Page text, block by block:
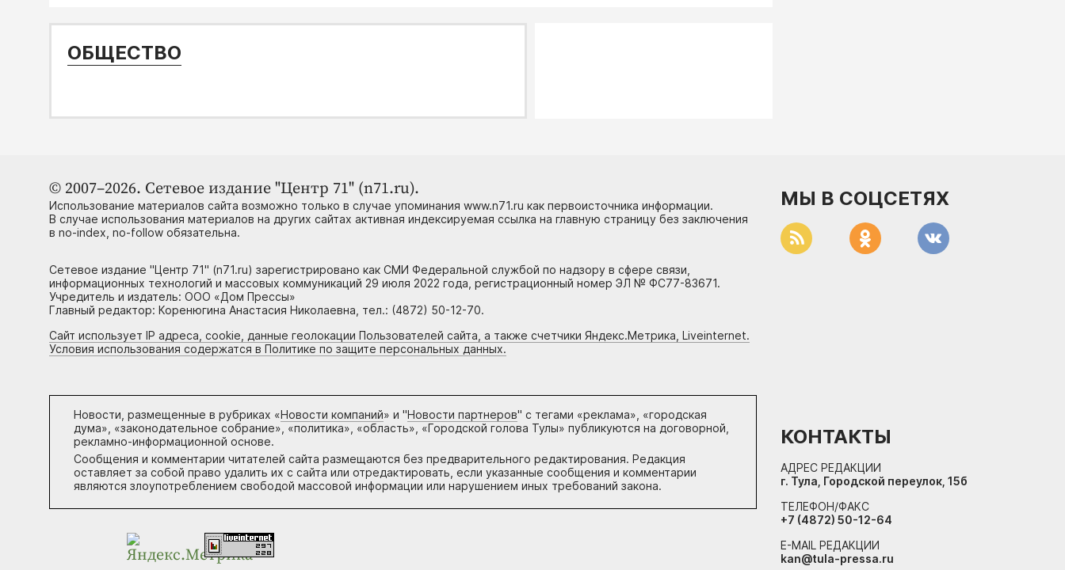
ОБЩЕСТВО
© 2007–2026. Сетевое издание "Центр 71" (n71.ru).
Использование материалов сайта возможно только в случае упоминания www.n71.ru как первоисточника информации.
В случае использования материалов на других сайтах активная индексируемая ссылка на главную страницу без заключения
в no-index, no-follow обязательна.
Сетевое издание "Центр 71" (n71.ru) зарегистрировано как СМИ Федеральной службой по надзору в сфере связи,
информационных технологий и массовых коммуникаций 29 июля 2022 года, регистрационный номер ЭЛ № ФС77-83671.
Учредитель и издатель: ООО «Дом Прессы»
Главный редактор: Коренюгина Анастасия Николаевна, тел.: (4872) 50-12-70.
Сайт использует IP адреса, cookie, данные геолокации Пользователей сайта, а также счетчики Яндекс.Метрика, Liveinternet.
Условия использования содержатся в Политике по защите персональных данных.
Новости, размещенные в рубриках «Новости компаний» и "Новости партнеров" с тегами «реклама», «городская
дума», «законодательное собрание», «политика», «область», «Городской голова Тулы» публикуются на договорной,
рекламно-информационной основе.
Сообщения и комментарии читателей сайта размещаются без предварительного редактирования. Редакция
оставляет за собой право удалить их с сайта или отредактировать, если указанные сообщения и комментарии
являются злоупотреблением свободой массовой информации или нарушением иных требований закона.
МЫ В СОЦСЕТЯХ
КОНТАКТЫ
АДРЕС РЕДАКЦИИ
г. Тула, Городской переулок, 15б
ТЕЛЕФОН/ФАКС
+7 (4872) 50-12-64
E-MAIL РЕДАКЦИИ
kan@tula-pressa.ru